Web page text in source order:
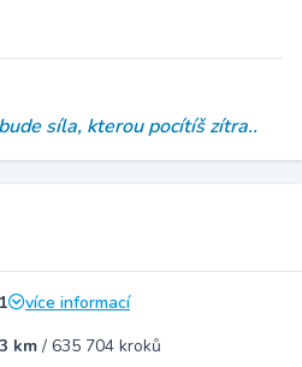
síla, kterou pocítíš zítra..
více informací
km / 635 704 kroků